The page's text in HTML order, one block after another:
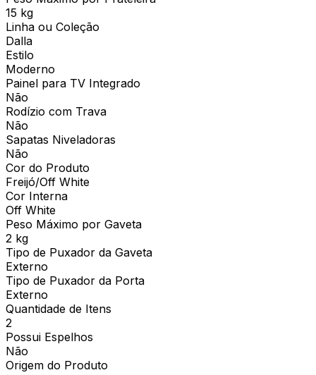
15 kg
Linha ou Coleção
Dalla
Estilo
Moderno
Painel para TV Integrado
Não
Rodízio com Trava
Não
Sapatas Niveladoras
Não
Cor do Produto
Freijó/Off White
Cor Interna
Off White
Peso Máximo por Gaveta
2 kg
Tipo de Puxador da Gaveta
Externo
Tipo de Puxador da Porta
Externo
Quantidade de Itens
2
Possui Espelhos
Não
Origem do Produto